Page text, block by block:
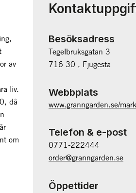
av
liv.
då
om
Besöksadress
Tegelbruksgatan 3
716 30 , Fjugesta
Webbplats
www.granngarden.se/
Telefon & e-post
0771-222444
order@granngarden.se
Öppettider